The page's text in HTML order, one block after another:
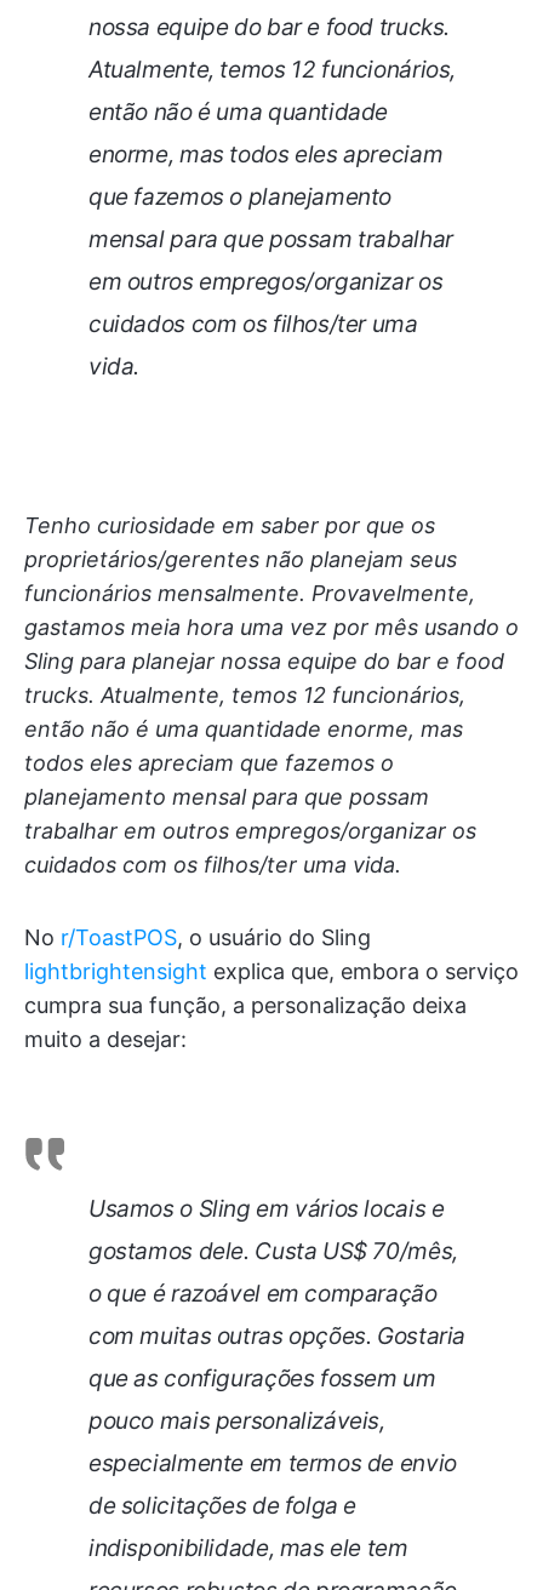
nossa equipe do bar e food trucks.
Atualmente, temos 12 funcionários,
então não é uma quantidade
enorme, mas todos eles apreciam
que fazemos o planejamento
mensal para que possam trabalhar
em outros empregos/organizar os
cuidados com os filhos/ter uma
vida.
Tenho curiosidade em saber por que os
proprietários/gerentes não planejam seus
funcionários mensalmente. Provavelmente,
gastamos meia hora uma vez por mês usando o
Sling para planejar nossa equipe do bar e food
trucks. Atualmente, temos 12 funcionários,
então não é uma quantidade enorme, mas
todos eles apreciam que fazemos o
planejamento mensal para que possam
trabalhar em outros empregos/organizar os
cuidados com os filhos/ter uma vida.
No r/ToastPOS, o usuário do Sling
lightbrightensight explica que, embora o serviço
cumpra sua função, a personalização deixa
muito a desejar:
Usamos o Sling em vários locais e
gostamos dele. Custa US$ 70/mês,
o que é razoável em comparação
com muitas outras opções. Gostaria
que as configurações fossem um
pouco mais personalizáveis,
especialmente em termos de envio
de solicitações de folga e
indisponibilidade, mas ele tem